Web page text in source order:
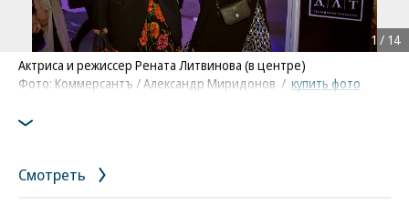
Актриса и режиссер Рената Литвинова (в центре)
Фото: Коммерсантъ / Александр Миридонов / купить фото
1/ 14
Смотреть